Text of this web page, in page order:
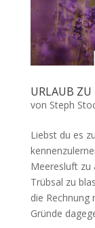
URLAUB
von Steph
Liebst du es
Meeresluft zu
Trübsal zu
die Rechnung
Gründe